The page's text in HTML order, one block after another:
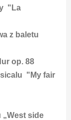
"La
z baletu
op. 88
"My fair
„West side